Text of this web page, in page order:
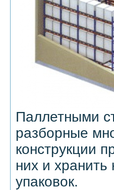
Паллетными
разборные
конструкции
них и хранить
упаковок.